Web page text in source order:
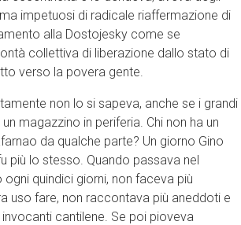
impetuosi di radicale riaffermazione di
alla Dostojesky come se
collettiva di liberazione dallo stato di
verso la povera gente.
non lo si sapeva, anche se i grandi
magazzino in periferia. Chi non ha un
da qualche parte? Un giorno Gino
più lo stesso. Quando passava nel
quindici giorni, non faceva più
uso fare, non raccontava più aneddoti e
invocanti cantilene. Se poi pioveva